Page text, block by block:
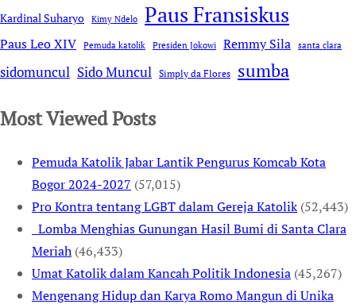
Kardinal Suharyo Kimy Ndelo Paus Fransiskus
Paus Leo XIV Pemuda katolik Presiden Jokowi Remmy Sila santa clara
sidomuncul Sido Muncul Simply da Flores sumba
Most Viewed Posts
Pemuda Katolik Jabar Lantik Pengurus Komcab Kota
Bogor 2024-2027 (57,015)
Pro Kontra tentang LGBT dalam Gereja Katolik (52,443)
Lomba Menghias Gunungan Hasil Bumi di Santa Clara
Meriah (46,433)
Umat Katolik dalam Kancah Politik Indonesia (45,267)
Mengenang Hidup dan Karya Romo Mangun di Unika